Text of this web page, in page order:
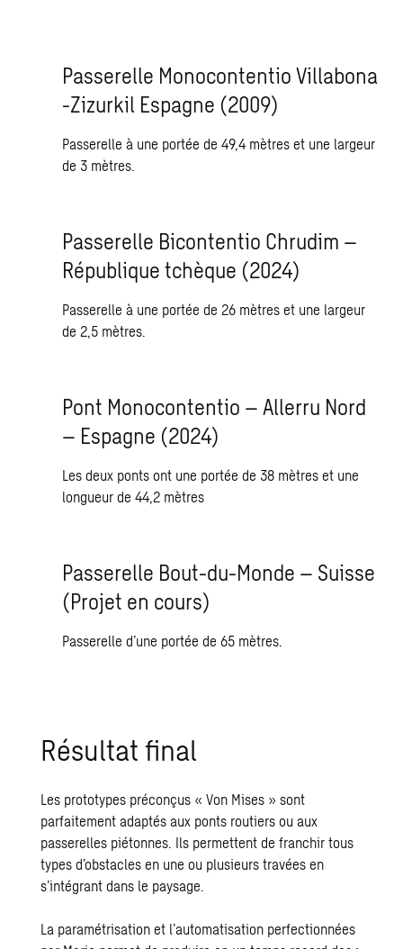
Passerelle Monocontentio Villabona
-Zizurkil Espagne (2009)
Passerelle à une portée de 49,4 mètres et une largeur
de 3 mètres.
Passerelle Bicontentio Chrudim –
République tchèque (2024)
Passerelle à une portée de 26 mètres et une largeur
de 2,5 mètres.
Pont Monocontentio – Allerru Nord
– Espagne (2024)
Les deux ponts ont une portée de 38 mètres et une
longueur de 44,2 mètres
Passerelle Bout-du-Monde – Suisse
(Projet en cours)
Passerelle d’une portée de 65 mètres.
Résultat final
Les prototypes préconçus « Von Mises » sont
parfaitement adaptés aux ponts routiers ou aux
passerelles piétonnes. Ils permettent de franchir tous
types d’obstacles en une ou plusieurs travées en
s’intégrant dans le paysage.
La paramétrisation et l’automatisation perfectionnées